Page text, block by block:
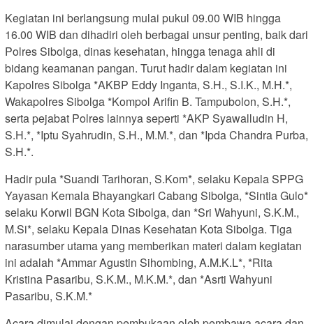
Kegiatan ini berlangsung mulai pukul 09.00 WIB hingga
16.00 WIB dan dihadiri oleh berbagai unsur penting, baik dari
Polres Sibolga, dinas kesehatan, hingga tenaga ahli di
bidang keamanan pangan. Turut hadir dalam kegiatan ini
Kapolres Sibolga *AKBP Eddy Inganta, S.H., S.I.K., M.H.*,
Wakapolres Sibolga *Kompol Arifin B. Tampubolon, S.H.*,
serta pejabat Polres lainnya seperti *AKP Syawalludin H,
S.H.*, *Iptu Syahrudin, S.H., M.M.*, dan *Ipda Chandra Purba,
S.H.*.
Hadir pula *Suandi Tarihoran, S.Kom*, selaku Kepala SPPG
Yayasan Kemala Bhayangkari Cabang Sibolga, *Sintia Gulo*
selaku Korwil BGN Kota Sibolga, dan *Sri Wahyuni, S.K.M.,
M.Si*, selaku Kepala Dinas Kesehatan Kota Sibolga. Tiga
narasumber utama yang memberikan materi dalam kegiatan
ini adalah *Ammar Agustin Sihombing, A.M.K.L*, *Rita
Kristina Pasaribu, S.K.M., M.K.M.*, dan *Asrti Wahyuni
Pasaribu, S.K.M.*